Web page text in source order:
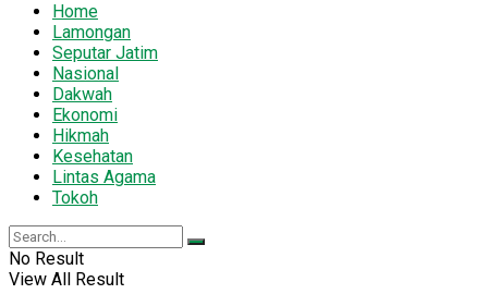
Home
Lamongan
Seputar Jatim
Nasional
Dakwah
Ekonomi
Hikmah
Kesehatan
Lintas Agama
Tokoh
No Result
View All Result